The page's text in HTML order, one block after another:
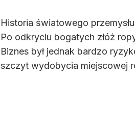
Historia światowego
Po odkryciu bogatych złóż
Biznes był jednak bardzo
szczyt wydobycia miejscowej